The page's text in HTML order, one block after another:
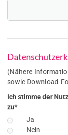
(Nähere
sowie Download-
Ich stimme der
zu*
Ja
Nein